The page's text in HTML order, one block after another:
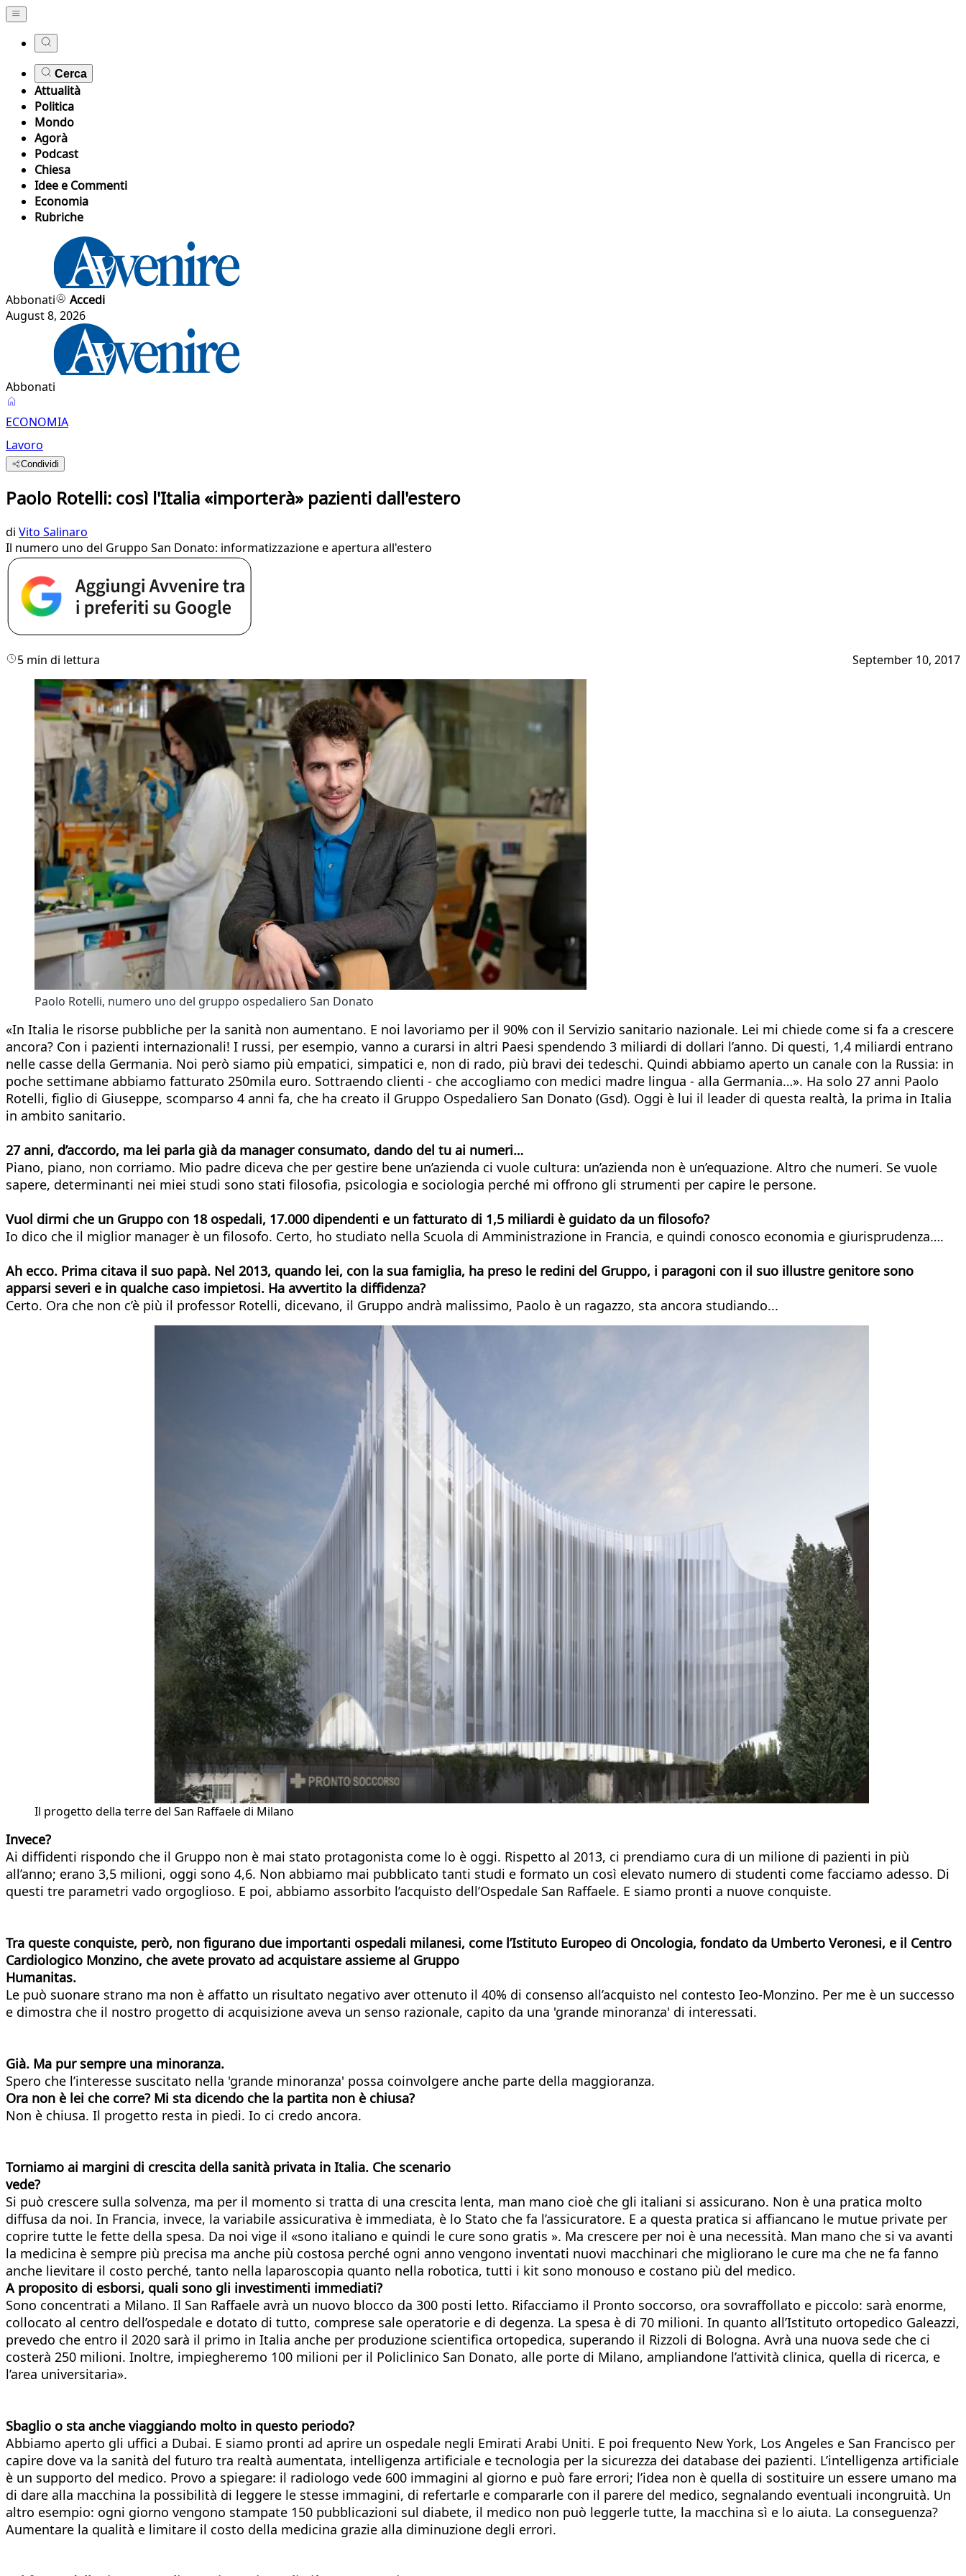
Cerca
Attualità
Politica
Mondo
Agorà
Podcast
Chiesa
Idee e Commenti
Economia
Rubriche
Abbonati
Accedi
August 8, 2026
Abbonati
ECONOMIA
Lavoro
Condividi
Paolo Rotelli: così l'Italia «importerà» pazienti dall'estero
di Vito Salinaro
Il numero uno del Gruppo San Donato: informatizzazione e apertura all'estero
5 min di lettura September 10, 2017
Paolo Rotelli, numero uno del gruppo ospedaliero San Donato
«In Italia le risorse pubbliche per la sanità non aumentano. E noi lavoriamo per il 90% con il Servizio sanitario nazionale. Lei mi chiede come si fa a crescere
ancora? Con i pazienti internazionali! I russi, per esempio, vanno a curarsi in altri Paesi spendendo 3 miliardi di dollari l’anno. Di questi, 1,4 miliardi entrano
nelle casse della Germania. Noi però siamo più empatici, simpatici e, non di rado, più bravi dei tedeschi. Quindi abbiamo aperto un canale con la Russia: in
poche settimane abbiamo fatturato 250mila euro. Sottraendo clienti - che accogliamo con medici madre lingua - alla Germania…». Ha solo 27 anni Paolo
Rotelli, figlio di Giuseppe, scomparso 4 anni fa, che ha creato il Gruppo Ospedaliero San Donato (Gsd). Oggi è lui il leader di questa realtà, la prima in Italia
in ambito sanitario.
27 anni, d’accordo, ma lei parla già da manager consumato, dando del tu ai numeri…
Piano, piano, non corriamo. Mio padre diceva che per gestire bene un’azienda ci vuole cultura: un’azienda non è un’equazione. Altro che numeri. Se vuole
sapere, determinanti nei miei studi sono stati filosofia, psicologia e sociologia perché mi offrono gli strumenti per capire le persone.
Vuol dirmi che un Gruppo con 18 ospedali, 17.000 dipendenti e un fatturato di 1,5 miliardi è guidato da un filosofo?
Io dico che il miglior manager è un filosofo. Certo, ho studiato nella Scuola di Amministrazione in Francia, e quindi conosco economia e giurisprudenza….
Ah ecco. Prima citava il suo papà. Nel 2013, quando lei, con la sua famiglia, ha preso le redini del Gruppo, i paragoni con il suo illustre genitore sono
apparsi severi e in qualche caso impietosi. Ha avvertito la diffidenza?
Certo. Ora che non c’è più il professor Rotelli, dicevano, il Gruppo andrà malissimo, Paolo è un ragazzo, sta ancora studiando...
Il progetto della terre del San Raffaele di Milano
Invece?
Ai diffidenti rispondo che il Gruppo non è mai stato protagonista come lo è oggi. Rispetto al 2013, ci prendiamo cura di un milione di pazienti in più
all’anno; erano 3,5 milioni, oggi sono 4,6. Non abbiamo mai pubblicato tanti studi e formato un così elevato numero di studenti come facciamo adesso. Di
questi tre parametri vado orgoglioso. E poi, abbiamo assorbito l’acquisto dell’Ospedale San Raffaele. E siamo pronti a nuove conquiste.
Tra queste conquiste, però, non figurano due importanti ospedali milanesi, come l’Istituto Europeo di Oncologia, fondato da Umberto Veronesi, e il Centro
Cardiologico Monzino, che avete provato ad acquistare assieme al Gruppo
Humanitas.
Le può suonare strano ma non è affatto un risultato negativo aver ottenuto il 40% di consenso all’acquisto nel contesto Ieo-Monzino. Per me è un successo
e dimostra che il nostro progetto di acquisizione aveva un senso razionale, capito da una 'grande minoranza' di interessati.
Già. Ma pur sempre una minoranza.
Spero che l’interesse suscitato nella 'grande minoranza' possa coinvolgere anche parte della maggioranza.
Ora non è lei che corre? Mi sta dicendo che la partita non è chiusa?
Non è chiusa. Il progetto resta in piedi. Io ci credo ancora.
Torniamo ai margini di crescita della sanità privata in Italia. Che scenario
vede?
Si può crescere sulla solvenza, ma per il momento si tratta di una crescita lenta, man mano cioè che gli italiani si assicurano. Non è una pratica molto
diffusa da noi. In Francia, invece, la variabile assicurativa è immediata, è lo Stato che fa l’assicuratore. E a questa pratica si affiancano le mutue private per
coprire tutte le fette della spesa. Da noi vige il «sono italiano e quindi le cure sono gratis ». Ma crescere per noi è una necessità. Man mano che si va avanti
la medicina è sempre più precisa ma anche più costosa perché ogni anno vengono inventati nuovi macchinari che migliorano le cure ma che ne fa fanno
anche lievitare il costo perché, tanto nella laparoscopia quanto nella robotica, tutti i kit sono monouso e costano più del medico.
A proposito di esborsi, quali sono gli investimenti immediati?
Sono concentrati a Milano. Il San Raffaele avrà un nuovo blocco da 300 posti letto. Rifacciamo il Pronto soccorso, ora sovraffollato e piccolo: sarà enorme,
collocato al centro dell’ospedale e dotato di tutto, comprese sale operatorie e di degenza. La spesa è di 70 milioni. In quanto all’Istituto ortopedico Galeazzi,
prevedo che entro il 2020 sarà il primo in Italia anche per produzione scientifica ortopedica, superando il Rizzoli di Bologna. Avrà una nuova sede che ci
costerà 250 milioni. Inoltre, impiegheremo 100 milioni per il Policlinico San Donato, alle porte di Milano, ampliandone l’attività clinica, quella di ricerca, e
l’area universitaria».
Sbaglio o sta anche viaggiando molto in questo periodo?
Abbiamo aperto gli uffici a Dubai. E siamo pronti ad aprire un ospedale negli Emirati Arabi Uniti. E poi frequento New York, Los Angeles e San Francisco per
capire dove va la sanità del futuro tra realtà aumentata, intelligenza artificiale e tecnologia per la sicurezza dei database dei pazienti. L’intelligenza artificiale
è un supporto del medico. Provo a spiegare: il radiologo vede 600 immagini al giorno e può fare errori; l’idea non è quella di sostituire un essere umano ma
di dare alla macchina la possibilità di leggere le stesse immagini, di refertarle e compararle con il parere del medico, segnalando eventuali incongruità. Un
altro esempio: ogni giorno vengono stampate 150 pubblicazioni sul diabete, il medico non può leggerle tutte, la macchina sì e lo aiuta. La conseguenza?
Aumentare la qualità e limitare il costo della medicina grazie alla diminuzione degli errori.